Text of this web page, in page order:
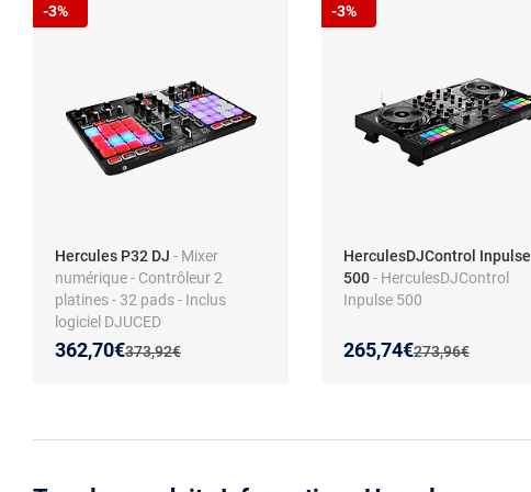
Hercules P32 DJ - Mixer
numérique - Contrôleur 2
platines - 32 pads - Inclus
logiciel DJUCED
Ancien prix :
373,92€
Nouveau prix :
362,70€
Réduction de :
-3%
HerculesDJControl Inpulse
500- HerculesDJControl
Inpulse 500
Ancien prix :
273,96€
Nouveau prix :
265,74€
Réduction de :
-3%